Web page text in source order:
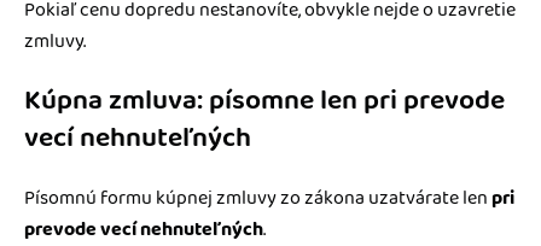
Pokiaľ cenu dopredu nestanovíte, obvykle nejde o uzavretie
zmluvy.
Kúpna zmluva: písomne len pri prevode
vecí nehnuteľných
Písomnú formu kúpnej zmluvy zo zákona uzatvárate lenpri
prevode vecí nehnuteľných.